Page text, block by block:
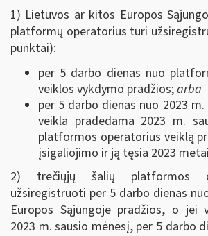
1) Lietuvos ar kitos Europos
platformų operatorius turi
punktai):
per 5 darbo dienas nuo
veiklos vykdymo pradžios;arba
per 5 darbo dienas nuo 2023
veikla pradedama 2023 m.
platformos operatorius veiklą
įsigaliojimo ir ją tęsia 2023
2) trečiųjų šalių platformos
užsiregistruoti per 5 darbo dienas
Europos Sąjungoje pradžios, o jei
2023 m. sausio mėnesį, per 5 darbo